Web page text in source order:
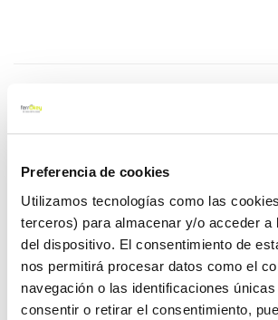
Preferencia de cookies
Utilizamos tecnologías como las
terceros) para almacenar y/o acceder a
del dispositivo. El consentimiento de
nos permitirá procesar datos como el
navegación o las identificaciones
consentir o retirar el consentimiento,
Click&Collect - Recogida gratis
en nuestras tiendas
5